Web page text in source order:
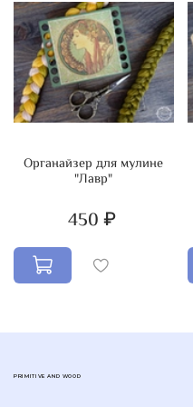
Органайзер для мулине
"Лавр"
450 ₽
PRIMITIVE AND WOOD